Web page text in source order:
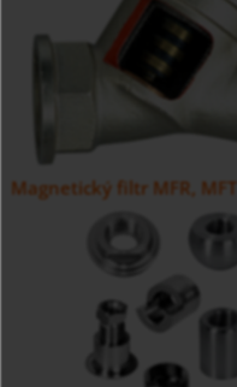
Magnetický filtr MFR, MFT